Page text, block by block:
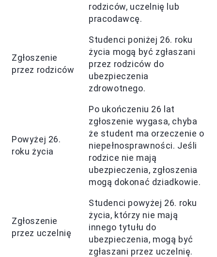
rodziców, uczelnię lub
pracodawcę.
Zgłoszenie
przez rodziców
Studenci poniżej 26. roku
życia mogą być zgłaszani
przez rodziców do
ubezpieczenia
zdrowotnego.
Powyżej 26.
roku życia
Po ukończeniu 26 lat
zgłoszenie wygasa, chyba
że student ma orzeczenie o
niepełnosprawności. Jeśli
rodzice nie mają
ubezpieczenia, zgłoszenia
mogą dokonać dziadkowie.
Zgłoszenie
przez uczelnię
Studenci powyżej 26. roku
życia, którzy nie mają
innego tytułu do
ubezpieczenia, mogą być
zgłaszani przez uczelnię.